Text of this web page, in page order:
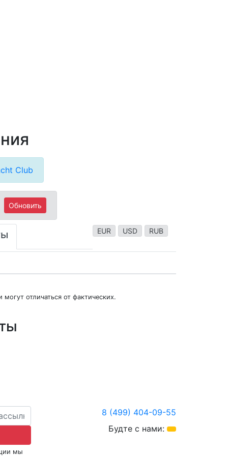
Club
Обновить
EUR USD RUB
отличаться от фактических.
мы
8 (499) 404-09-55
Будте с нами: